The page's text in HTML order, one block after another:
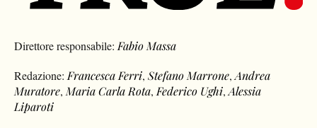
Direttore responsabile: Fabio Massa
Redazione: Francesca Ferri,Stefano Marrone,Andrea
Muratore, Maria Carla Rota, Federico Ughi,Alessia
Liparoti